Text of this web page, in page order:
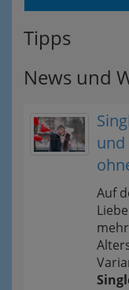
Tipps
News und
und
Auf